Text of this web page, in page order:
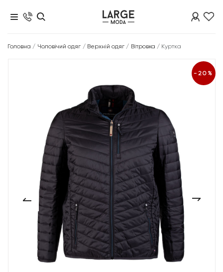
Головна / Чоловічий одяг / Верхній одяг / Вітровка / Куртка
-20%